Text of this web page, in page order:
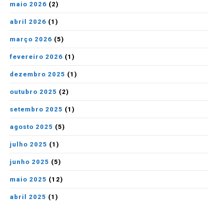
maio 2026 (2)
abril 2026 (1)
março 2026 (5)
fevereiro 2026 (1)
dezembro 2025 (1)
outubro 2025 (2)
setembro 2025 (1)
agosto 2025 (5)
julho 2025 (1)
junho 2025 (5)
maio 2025 (12)
abril 2025 (1)